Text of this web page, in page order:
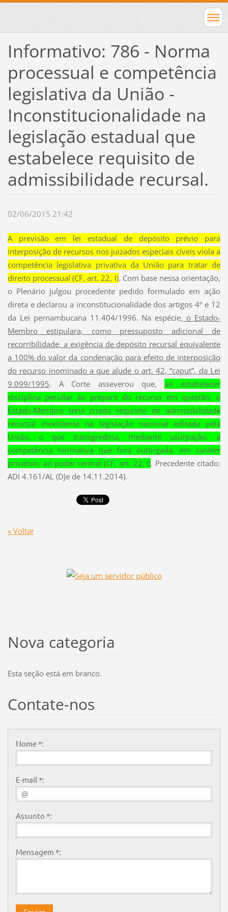
Informativo: 786 - Norma
processual e competência
legislativa da União -
Inconstitucionalidade na
legislação estadual que
estabelece requisito de
admissibilidade recursal.
02/06/2015 21:42
A previsão em lei estadual de depósito prévio para
interposição de recursos nos juizados especiais cíveis viola a
competência legislativa privativa da União para tratar de
direito processual (CF, art. 22, I). Com base nessa orientação,
o Plenário julgou procedente pedido formulado em ação
direta e declarou a inconstitucionalidade dos artigos 4º e 12
da Lei pernambucana 11.404/1996. Na espécie, o Estado-
Membro estipulara, como pressuposto adicional de
recorribilidade, a exigência de depósito recursal equivalente
a 100% do valor da condenação para efeito de interposição
do recurso inominado a que alude o art. 42, “caput”, da Lei
9.099/1995. A Corte asseverou que, ao estabelecer
disciplina peculiar ao preparo do recurso em questão, o
Estado-Membro teria criado requisito de admissibilidade
recursal inexistente na legislação nacional editada pela
União, o que transgrediria, mediante usurpação, a
competência normativa que fora outorgada, em caráter
privativo, ao poder central (CF, art. 22, I). Precedente citado:
ADI 4.161/AL (DJe de 14.11.2014).
« Voltar
Nova categoria
Esta seção está em branco.
Contate-nos
Nome *:
E-mail *:
Assunto *:
Mensagem *: